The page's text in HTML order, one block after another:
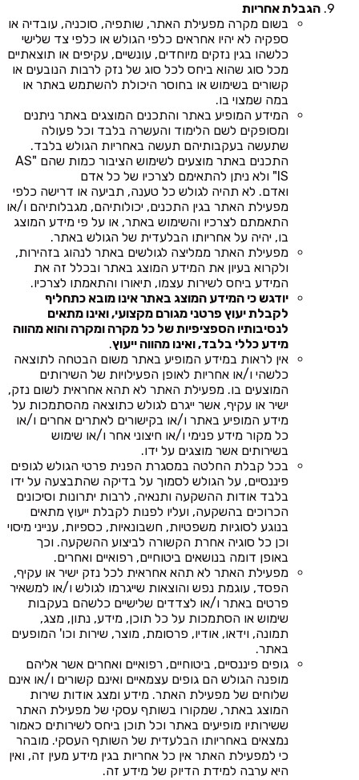
הגבלת אחריות
בשום מקרה מפעילת האתר, שותפיה, סוכניה, עובדיה או
ספקיה לא יהיו אחראים כלפי הגולש או כלפי צד שלישי
כלשהו בגין נזקים מיוחדים, עונשיים, עקיפים או תוצאתיים
מכל סוג שהוא ביחס לכל סוג של נזק לרבות הנובעים או
קשורים בשימוש או בחוסר היכולת להשתמש באתר או
במה שמצוי בו.
המידע המופיע באתר והתכנים המוצגים באתר ניתנים
ומסופקים לשם הלימוד והעשרה בלבד וכל פעולה
שתעשה בעקבותיהם תעשה באחריות הגולש בלבד.
התכנים באתר מוצעים לשימוש הציבור כמות שהם "AS
IS" ולא ניתן להתאימם לצרכיו של כל אדם
ואדם. לא תהיה לגולש כל טענה, תביעה או דרישה כלפי
מפעילת האתר בגין התכנים, יכולותיהם, מגבלותיהם ו/או
התאמתם לצרכיו והשימוש באתר, או על פי מידע המוצג
בו, יהיה על אחריותו הבלעדית של הגולש באתר.
מפעילת האתר ממליצה לגולשים באתר לנהוג בזהירות,
ולקרוא בעיון את המידע המוצג באתר ובכלל זה את
המידע ביחס לשירות עצמו, תיאורו והתאמתו לצרכיו.
יודגש כי המידע המוצג באתר אינו מובא כתחליף
לקבלת יעוץ פרטני מגורם מקצועי, ואינו מתאים
לנסיבותיו הספציפיות של כל מקרה ומקרה והוא מהווה
מידע כללי בלבד, ואינו מהווה ייעוץ.
אין לראות במידע המופיע באתר משום הבטחה לתוצאה
כלשהי ו/או אחריות לאופן הפעילויות של השירותים
המוצעים בו. מפעילת האתר לא תהא אחראית לשום נזק,
ישיר או עקיף, אשר ייגרם לגולש כתוצאה מהסתמכות על
מידע המופיע באתר ו/או בקישורים לאתרים אחרים ו/או
כל מקור מידע פנימי ו/או חיצוני אחר ו/או שימוש
בשירותים אשר מוצגים על ידו.
בכל קבלת החלטה במסגרת הפנית פרטי הגולש לגופים
פיננסיים, על הגולש לסמוך על בדיקה שהתבצעה על ידו
בלבד אודות ההשקעה ותנאיה, לרבות יתרונות וסיכונים
הכרוכים בהשקעה, ועליו לפנות לקבלת ייעוץ מתאים
בנוגע לסוגיות משפטיות, חשבונאיות, כספיות, ענייני מיסוי
וכן כל סוגיה אחרת הקשורה לביצוע ההשקעה. וכך
באופן דומה בנושאים ביטוחיים, רפואיים ואחרים.
מפעילת האתר לא תהא אחראית לכל נזק ישיר או עקיף,
הפסד, עוגמת נפש והוצאות שייגרמו לגולש ו/או למשאיר
פרטים באתר ו/או לצדדים שלישיים כלשהם בעקבות
שימוש או הסתמכות על כל תוכן, מידע, נתון, מצג,
תמונה, וידאו, אודיו, פרסומת, מוצר, שירות וכו' המופעים
באתר.
גופים פיננסיים, ביטוחיים, רפואיים ואחרים אשר אליהם
מופנה הגולש הם גופים עצמאיים ואינם קשורים ו/או אינם
שלוחים של מפעילת האתר. מידע ומצג אודות שירות
המוצג באתר, שמקורו בשותף עסקי של מפעילת האתר
ששירותיו מופיעים באתר וכל תוכן ביחס לשירותים כאמור
נמצאים באחריותו הבלעדית של השותף העסקי. מובהר
כי למפעילת האתר אין כל אחריות בגין מידע מעין זה, ואין
היא ערבה למידת הדיוק של מידע זה.